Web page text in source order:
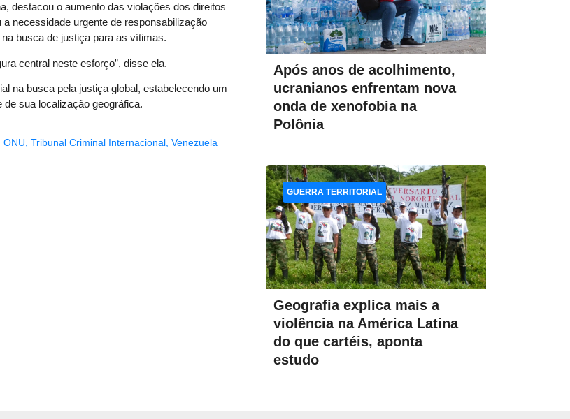
destacou o aumento das violações dos direitos
necessidade urgente de responsabilização
busca de justiça para as vítimas.
central neste esforço”, disse ela.
na busca pela justiça global, estabelecendo um
sua localização geográfica.
ONU, Tribunal Criminal Internacional, Venezuela
Após anos de acolhimento,
ucranianos enfrentam nova
onda de xenofobia na
Polônia
Geografia explica mais a
violência na América Latina
do que cartéis, aponta
estudo
GUERRA TERRITORIAL